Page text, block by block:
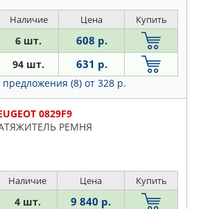
Наличие Цена Купить
6 шт. 608 р.
94 шт. 631 р.
предложения (8) от 328 р.
0829F9
РЕМНЯ
Наличие Цена Купить
4 шт. 9 840 р.